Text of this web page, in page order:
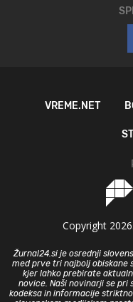
VREME.NET
Copyright
Žurnal24.si je osrednji
med prve tri najbolj obiskane
kjer lahko prebirate
novice. Naši novinarji se pri
kodeksa in informacije